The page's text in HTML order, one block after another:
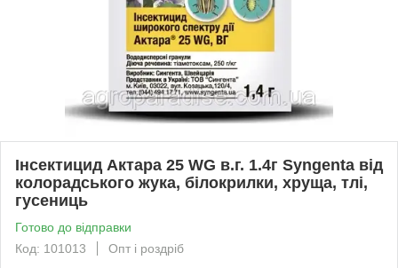
Інсектицид Актара 25 WG в.г. 1.4г Syngenta від
колорадського жука, білокрилки, хруща, тлі,
гусениць
Готово до відправки
Код: 101013
Опт і роздріб